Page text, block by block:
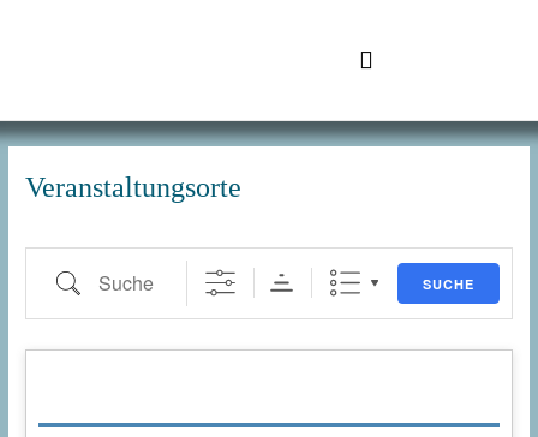
Veranstaltungsorte
SUCHE